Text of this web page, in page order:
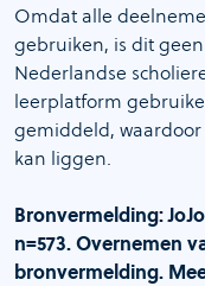
Omdat alle
gebruiken, is dit
Nederlandse
leerplatform
gemiddeld,
kan liggen.
Bronvermelding:
n=573. Overnemen
bronvermelding.